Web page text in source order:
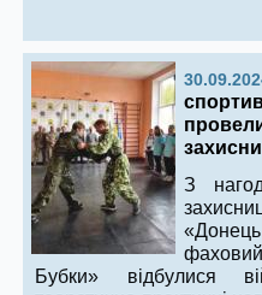
З
Бубки» відбулися